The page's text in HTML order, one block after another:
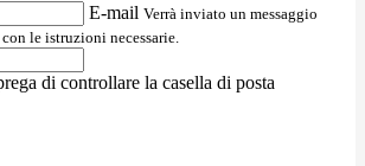
E-mail Verrà inviato un messaggio
le istruzioni necessarie.
di controllare la casella di posta